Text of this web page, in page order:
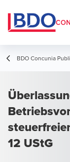
BDO Concunia
12 UStG